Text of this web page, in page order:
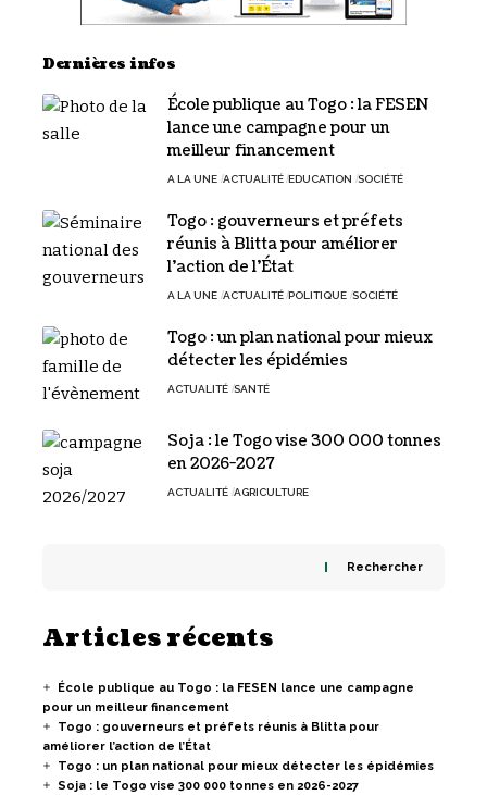
Dernières infos
École publique au Togo : la FESEN
lance une campagne pour un
meilleur financement
A LA UNE ACTUALITÉ EDUCATION SOCIÉTÉ
Togo : gouverneurs et préfets
réunis à Blitta pour améliorer
l’action de l’État
A LA UNE ACTUALITÉ POLITIQUE SOCIÉTÉ
Togo : un plan national pour mieux
détecter les épidémies
ACTUALITÉ SANTÉ
Soja : le Togo vise 300 000 tonnes
en 2026-2027
ACTUALITÉ AGRICULTURE
Rechercher
Articles récents
École publique au Togo : la FESEN lance une campagne
pour un meilleur financement
Togo : gouverneurs et préfets réunis à Blitta pour
améliorer l’action de l’État
Togo : un plan national pour mieux détecter les épidémies
Soja : le Togo vise 300 000 tonnes en 2026-2027